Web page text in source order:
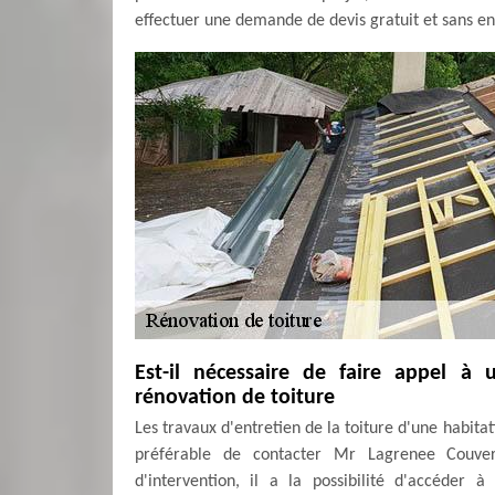
effectuer une demande de devis gratuit et sans
Est-il nécessaire de faire appel à
rénovation de toiture
Les travaux d'entretien de la toiture d'une
préférable de contacter Mr Lagrenee
d'intervention, il a la possibilité d'accéder à